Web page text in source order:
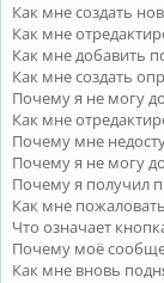
Как мне создать
Как мне
Как мне добавить
Как мне создать
Почему я не могу
Как мне
Почему мне
Почему я не могу
Почему я получил
Как мне
Что означает
Почему моё
Как мне вновь